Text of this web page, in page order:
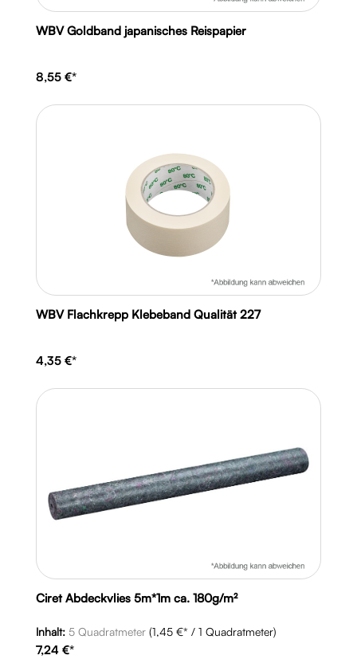
WBV Goldband japanisches Reispapier
8,55 €*
WBV Flachkrepp Klebeband Qualität 227
4,35 €*
Ciret Abdeckvlies 5m*1m ca. 180g/m²
Inhalt: 5 Quadratmeter (1,45 €* / 1 Quadratmeter)
7,24 €*